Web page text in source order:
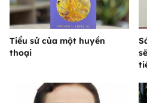
Tiểu sử của một huyền
thoại